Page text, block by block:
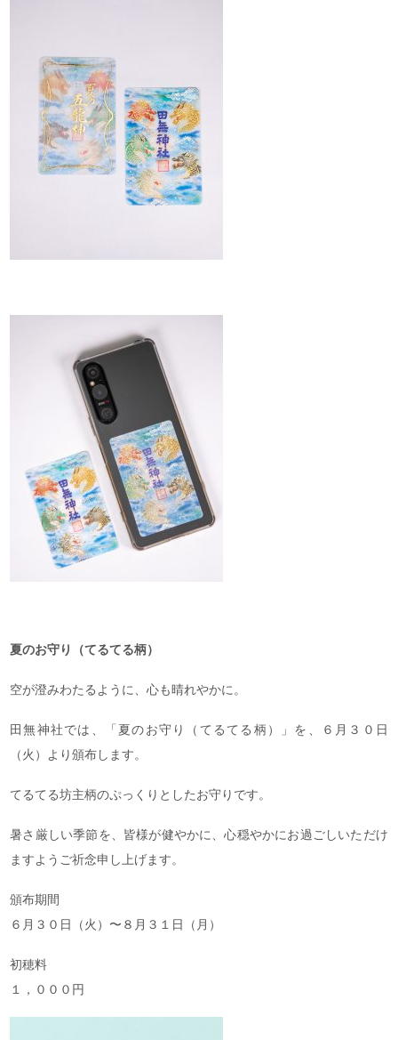
夏のお守り（てるてる柄）
空が澄みわたるように、心も晴れやかに。
田無神社では、「夏のお守り（てるてる柄）」を、６月３０日
（火）より頒布します。
てるてる坊主柄のぷっくりとしたお守りです。
暑さ厳しい季節を、皆様が健やかに、心穏やかにお過ごしいただけ
ますようご祈念申し上げます。
頒布期間
６月３０日（火）〜８月３１日（月）
初穂料
１，０００円